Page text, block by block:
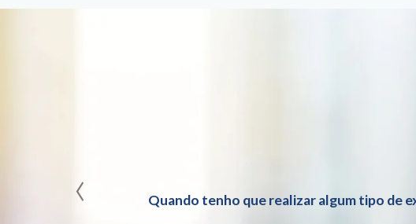
Quando tenho que realizar algum tipo de
‹